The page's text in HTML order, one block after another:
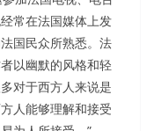
常在法国媒体上发
国民众所熟悉。法
以幽默的风格和轻
对于西方人来说是
人能够理解和接受